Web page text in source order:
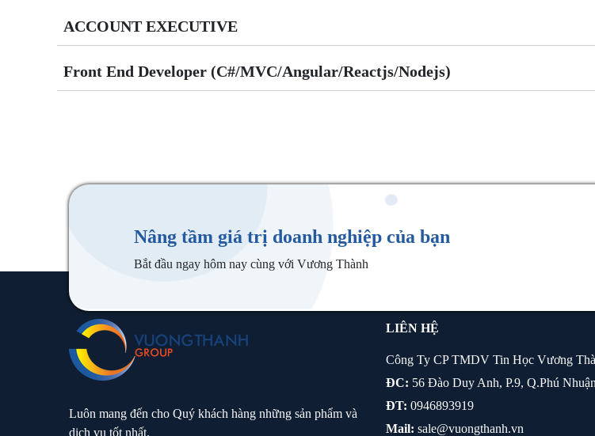
ACCOUNT EXECUTIVE
Front End Developer (C#/MVC/Angular/Reactjs/Nodejs)
Nâng tầm giá trị doanh nghiệp của bạn
Bắt đầu ngay hôm nay cùng với Vương Thành
LIÊN HỆ
Công Ty CP TMDV Tin Học Vương
ĐC: 56 Đào Duy Anh, P.9, Q.Phú
ĐT: 0946893919
Mail: sale@vuongthanh.vn
Luôn mang đến cho Quý khách hàng những sản phẩm và
dịch vụ tốt nhất.